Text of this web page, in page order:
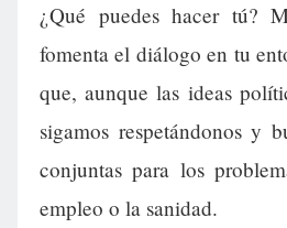
¿Qué puedes hacer tú?
fomenta el diálogo en tu
que, aunque las ideas
sigamos respetándonos y
conjuntas para los
empleo o la sanidad.